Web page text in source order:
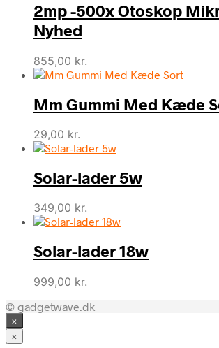
2mp -500x Otoskop
Nyhed
855,00 kr.
Mm Gummi Med Kæde
29,00 kr.
Solar-lader 5w
349,00 kr.
Solar-lader 18w
999,00 kr.
© gadgetwave.dk
×
×